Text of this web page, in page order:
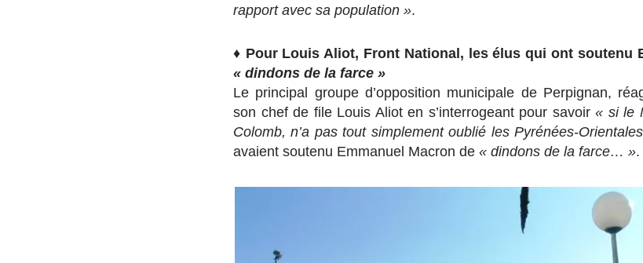
rapport avec sa population ».
♦ Pour Louis Aliot, Front National, les élus qui ont soutenu
« dindons de la farce »
Le principal groupe d’opposition municipale de Perpignan,
son chef de file Louis Aliot en s’interrogeant pour savoir « si le
Colomb, n’a pas tout simplement oublié les Pyrénées-
avaient soutenu Emmanuel Macron de « dindons de la farce… ».